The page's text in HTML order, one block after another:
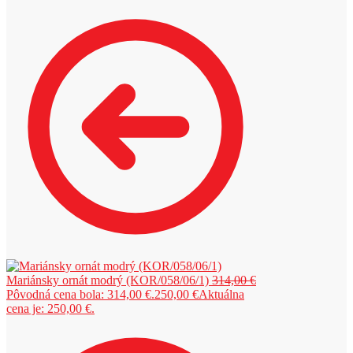
Mariánsky ornát modrý (KOR/058/06/1) 314,00€
Pôvodná cena bola: 314,00 €.250,00 €Aktuálna
cena je: 250,00 €.